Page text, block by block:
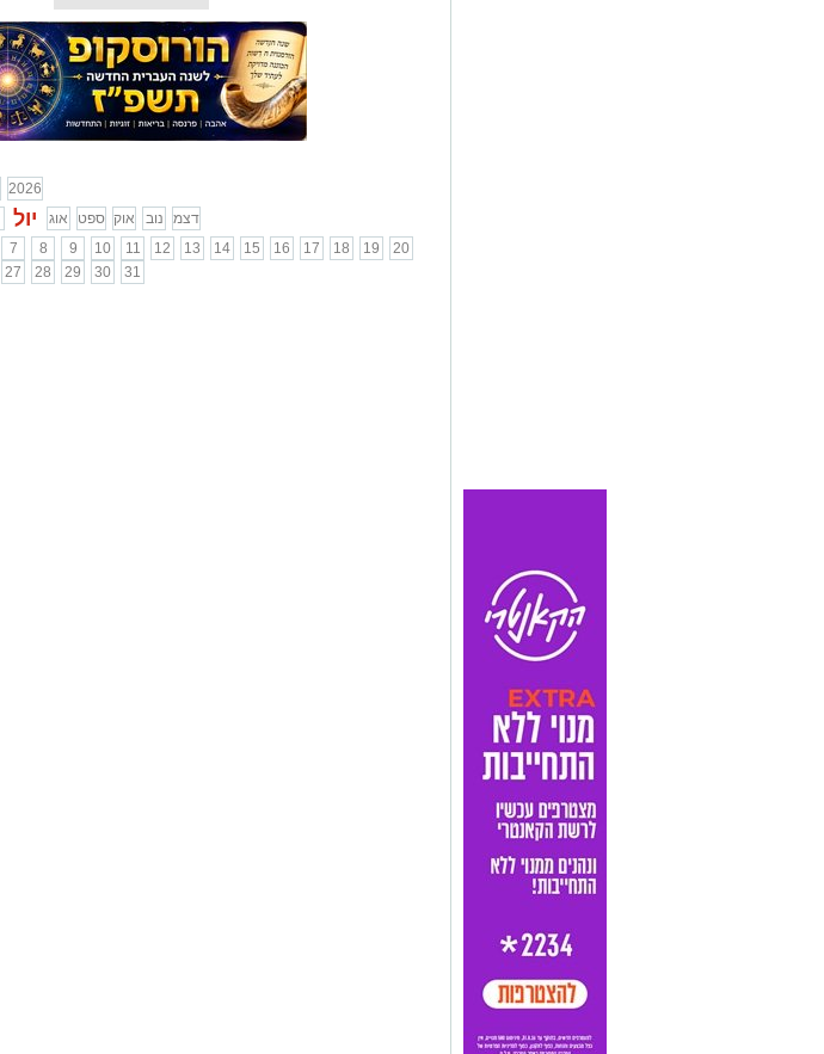
2026
יול אוג ספט אוק נוב
דצמ
7 8 9 10 11 12 13 14 15 16 17 18 19
20
27 28 29 30 31